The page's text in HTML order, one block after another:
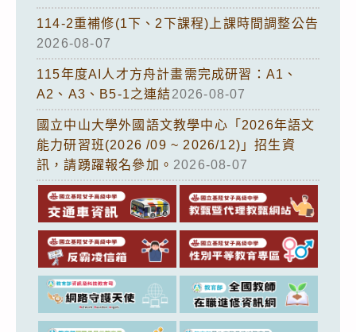
114-2重補修(1下、2下課程)上課時間調整公告
2026-08-07
115年度AI人才方舟計畫需完成研習：A1、
A2、A3、B5-1之連結2026-08-07
國立中山大學外國語文教學中心「2026年語文
能力研習班(2026 /09 ~ 2026/12)」招生資
訊，請踴躍報名參加。 2026-08-07